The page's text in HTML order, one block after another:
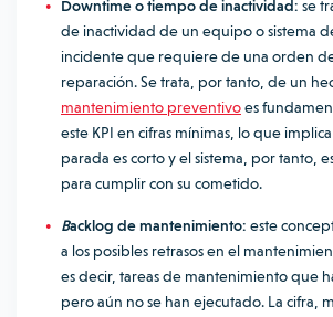
Downtime o tiempo de inactividad: se
de inactividad de un equipo o sistema
incidente que requiere de una orden
reparación. Se trata, por tanto, de un
mantenimiento preventivoes
este KPI en cifras mínimas, lo que
parada es corto y el sistema, por tanto,
para cumplir con su cometido.
Backlog de mantenimiento: este
a los posibles retrasos en el
es decir, tareas de mantenimiento que
pero aún no se han ejecutado. La cifra,